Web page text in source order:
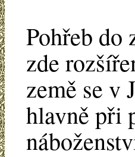
Pohřeb do
zde
země se v
hlavně při